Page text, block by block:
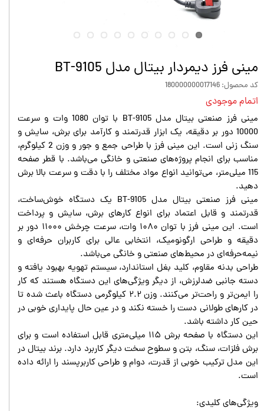
مینی فرز دیمردار بیتال مدل BT-9105
کد محصول: 180000000017146
اتمام موجودی
مینی فرز صنعتی بیتال مدل BT-9105 با توان 1080 وات و سرعت
10000 دور بر دقیقه، یک ابزار قدرتمند و کارآمد برای برش، سایش و
سنگ زنی است. این مینی فرز با طراحی جمع و جور و وزن 2 کیلوگرم،
مناسب برای انجام پروژه‌های صنعتی و خانگی می‌باشد. با قطر صفحه
115 میلی‌متر، می‌توانید انواع مواد مختلف را با دقت و سرعت بالا برش
دهید.
مینی فرز صنعتی بیتال مدل BT-9105 یک دستگاه خوش‌ساخت،
قدرتمند و قابل اعتماد برای انواع کارهای برش، سایش و پرداخت
است. این مینی فرز با توان ۱۰۸۰ وات، سرعت چرخش ۱۱۰۰۰ دور بر
دقیقه و طراحی ارگونومیک، انتخابی عالی برای کاربران حرفه‌ای و
نیمه‌حرفه‌ای در محیط‌های صنعتی و خانگی می‌باشد.
طراحی بدنه مقاوم، کلید بغل استاندارد، سیستم تهویه بهبود یافته و
دسته جانبی ضدلرزش، از دیگر ویژگی‌های این دستگاه هستند که کار
را ایمن‌تر و راحت‌تر می‌کنند. وزن ۲.۲ کیلوگرمی دستگاه باعث شده تا
در کارهای طولانی دست را خسته نکند و در عین حال پایداری خوبی در
حین کار داشته باشد.
این دستگاه با صفحه برش ۱۱۵ میلی‌متری قابل استفاده است و برای
برش فلزات، سنگ، بتن و سطوح سخت دیگر کاربرد دارد. برند بیتال در
این مدل ترکیب خوبی از قدرت، دوام و طراحی کاربرپسند را ارائه داده
است.
ویژگی‌های کلیدی: